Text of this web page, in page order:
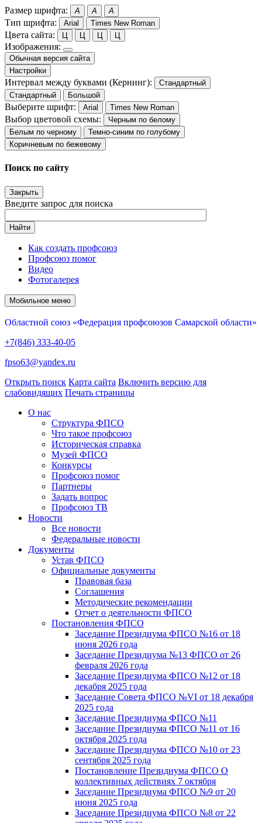
Размер шрифта: A A A
Тип шрифта: Arial Times New Roman
Цвета сайта: Ц Ц Ц Ц
Изображения:
Обычная версия сайта
Настройки
Интервал между буквами (Кернинг):
Стандартный
Стандартный
Большой
Выберите шрифт: Arial Times New Roman
Выбор цветовой схемы:
Черным по белому
Белым по черному
Темно-синим по голубому
Коричневым по бежевому
Поиск по сайту
Закрыть
Введите запрос для поиска
Найти
Как создать профсоюз
Профсоюз помог
Видео
Фотогалерея
Мобильное меню
Областной союз «Федерация профсоюзов Самарской области»
+7(846) 333-40-05
fpso63@yandex.ru
Открыть поиск Карта сайта Включить версию для
слабовидящих Печать страницы
О нас
Структура ФПСО
Что такое профсоюз
Историческая справка
Музей ФПСО
Конкурсы
Профсоюз помог
Партнеры
Задать вопрос
Профсоюз ТВ
Новости
Все новости
Федеральные новости
Документы
Устав ФПСО
Официальные документы
Правовая база
Соглашения
Методические рекомендации
Отчет о деятельности ФПСО
Постановления ФПСО
Заседание Президиума ФПСО №16 от 18
июня 2026 года
Заседание Президиума №13 ФПСО от 26
февраля 2026 года
Заседание Президиума ФПСО №12 от 18
декабря 2025 года
Заседание Совета ФПСО №VI от 18 декабря
2025 года
Заседание Президиума ФПСО №11
Заседание Президиума ФПСО №11 от 16
октября 2025 года
Заседание Президиума ФПСО №10 от 23
сентября 2025 года
Постановление Президиума ФПСО О
коллективных действиях 7 октября
Заседание Президиума ФПСО №9 от 20
июня 2025 года
Заседание Президиума ФПСО №8 от 22